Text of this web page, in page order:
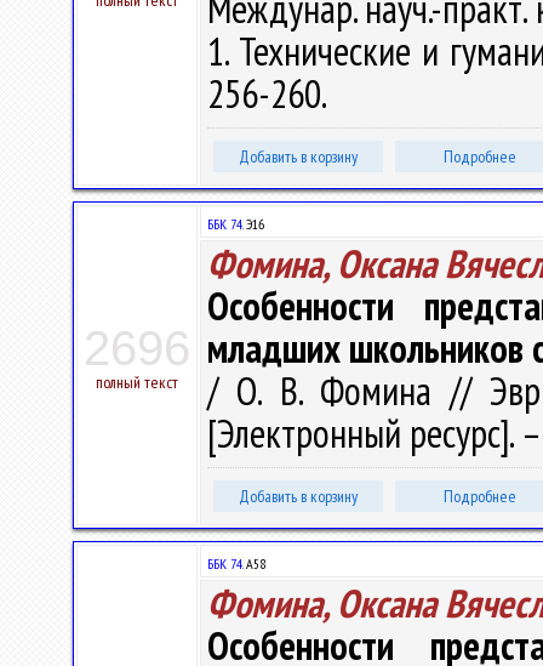
1. Технические и
256-260.
Добавить в корзину Подробнее
2696
полный текст
ББК 74.Э16
Фомина, Оксана
Особенности
младших школьников
/ О. В. Фомина //
[Электронный ресурс].
Добавить в корзину Подробнее
ББК 74.А58
Фомина, Оксана
Особенности